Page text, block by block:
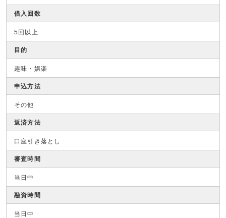
借入回数
5回以上
目的
趣味・娯楽
申込方法
その他
返済方法
口座引き落とし
審査時間
当日中
融資時間
当日中